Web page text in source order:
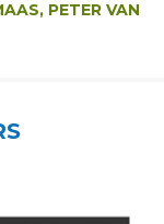
PETER VAN